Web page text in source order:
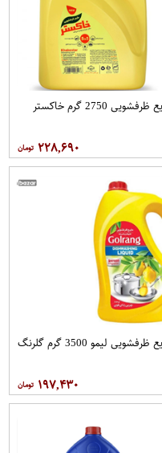
2750 گرم خاکستر
۲۲۸,۶۹۰
ظرفشویی لیمو 3500 گرم گلرنگ
۱۹۷,۴۳۰